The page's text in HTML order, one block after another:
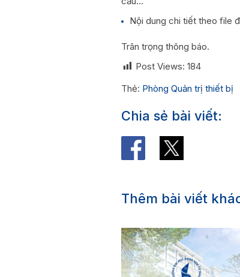
Nội dung chi tiết theo file
Trân trọng thông báo.
Post Views: 184
Thẻ: Phòng Quản trị thiết bị
Chia sẻ bài viết:
Thêm bài viết